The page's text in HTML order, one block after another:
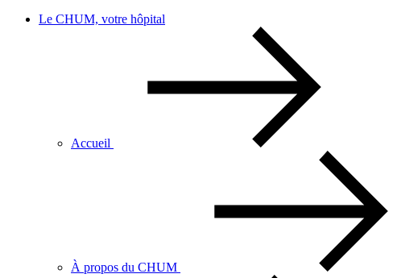
Le CHUM, votre hôpital
Accueil
À propos du CHUM